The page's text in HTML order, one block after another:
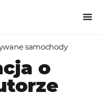
samochody
o